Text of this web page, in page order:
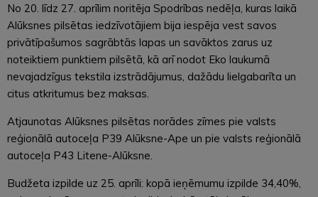
No 20. līdz 27. aprīlim noritēja Spodrības nedēļa, kuras laikā
Alūksnes pilsētas iedzīvotājiem bija iespēja vest savos
privātīpašumos sagrābtās lapas un savāktos zarus uz
noteiktiem punktiem pilsētā, kā arī nodot Eko laukumā
nevajadzīgus tekstila izstrādājumus, dažādu lielgabarīta un
citus atkritumus bez maksas.
Atjaunotas Alūksnes pilsētas norādes zīmes pie valsts
reģionālā autoceļa P39 Alūksne-Ape un pie valsts reģionālā
autoceļa P43 Litene-Alūksne.
Budžeta izpilde uz 25. aprīli: kopā ieņēmumu izpilde 34,40%,